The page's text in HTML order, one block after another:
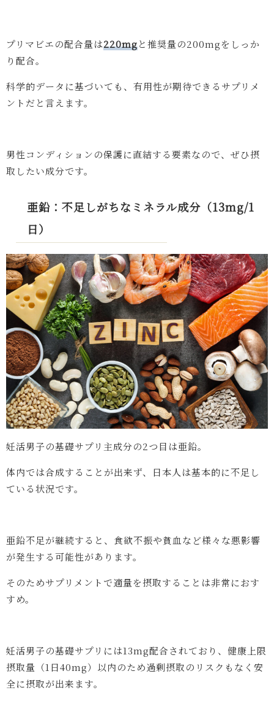
プリマビエの配合量は220mgと推奨量の200mgをしっか
り配合。
科学的データに基づいても、有用性が期待できるサプリメ
ントだと言えます。
男性コンディションの保護に直結する要素なので、ぜひ摂
取したい成分です。
亜鉛：不足しがちなミネラル成分（13mg/1
日）
妊活男子の基礎サプリ主成分の2つ目は亜鉛。
体内では合成することが出来ず、日本人は基本的に不足し
ている状況です。
亜鉛不足が継続すると、食欲不振や貧血など様々な悪影響
が発生する可能性があります。
そのためサプリメントで適量を摂取することは非常におす
すめ。
妊活男子の基礎サプリには13mg配合されており、健康上限
摂取量（1日40mg）以内のため過剰摂取のリスクもなく安
全に摂取が出来ます。